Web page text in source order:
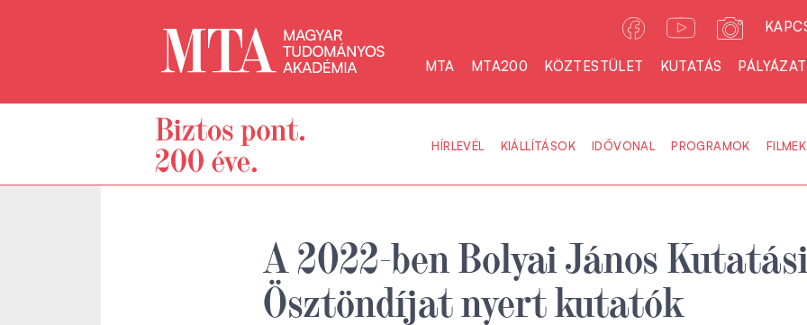
MTA MTA200 KÖZTESTÜLET KUTATÁS
HÍRLEVÉL KIÁLLÍTÁSOK IDŐVONAL PROGRAMOK FILMEK
A 2022-ben Bolyai János
Ösztöndíjat nyert kutatók